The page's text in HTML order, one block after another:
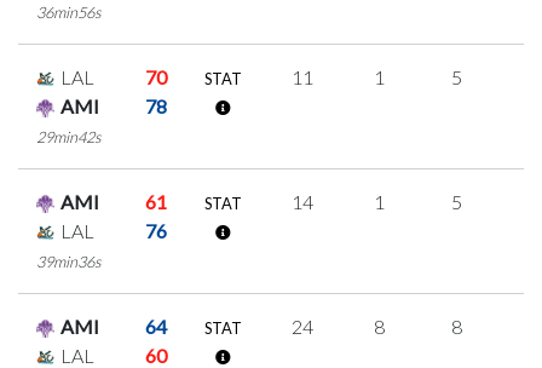
36min56s
LAL
70
AMI
78
29min42s
STAT 11 1 5
AMI
61
LAL
76
39min36s
STAT 14 1 5
AMI
64
LAL
60
STAT 24 8 8